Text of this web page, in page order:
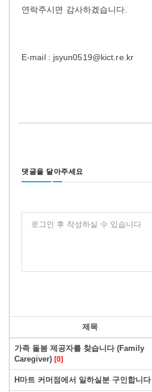
연락주시면 감사하겠습니다.
E-mail : jsyun0519@kict.re.kr
댓글을 달아주세요
로그인 후 작성하실 수 있습니다
제목
가족 돌봄 제공자를 찾습니다 (Family
Caregiver) [0]
H마트 커머점에서 일하실분 구인합니다